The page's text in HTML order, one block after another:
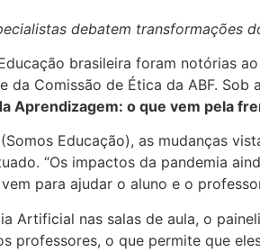
debatem transformações
brasileira foram notórias
da Comissão de Ética da ABF.
Aprendizagem: o que vem pela
Educação), as mudanças
“Os impactos da pandemia
para ajudar o aluno e o
Artificial nas salas de aula, o
professores, o que permite que